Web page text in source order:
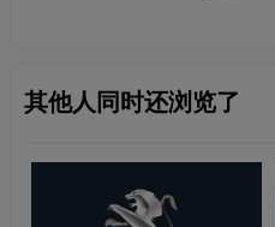
其他人同时还浏览了